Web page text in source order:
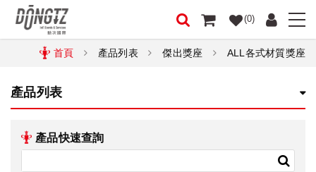
(0)
首頁 產品列表 傑出獎座 ALL各式材質獎座
產品列表
產品快速查詢